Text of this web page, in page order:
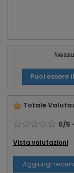
Puoi essere
Totale
0/5
Vista valutazioni
Aggiungi